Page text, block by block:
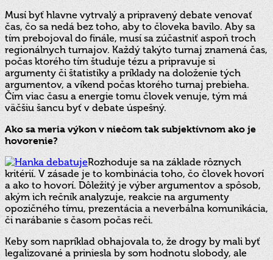
Musí byť hlavne vytrvalý a pripravený debate venovať
čas, čo sa nedá bez toho, aby to človeka bavilo. Aby sa
tím prebojoval do finále, musí sa zúčastniť aspoň troch
regionálnych turnajov. Každý takýto turnaj znamená čas,
počas ktorého tím študuje tézu a pripravuje si
argumenty či štatistiky a príklady na doloženie tých
argumentov, a víkend počas ktorého turnaj prebieha.
Čím viac času a energie tomu človek venuje, tým má
väčšiu šancu byť v debate úspešný.
Ako sa meria výkon v niečom tak subjektívnom ako je
hovorenie?
Rozhoduje sa na základe rôznych
kritérií. V zásade je to kombinácia toho, čo človek hovorí
a ako to hovorí. Dôležitý je výber argumentov a spôsob,
akým ich rečník analyzuje, reakcie na argumenty
opozičného tímu, prezentácia a neverbálna komunikácia,
či narábanie s časom počas reči.
Keby som napríklad obhajovala to, že drogy by mali byť
legalizované a priniesla by som hodnotu slobody, ale